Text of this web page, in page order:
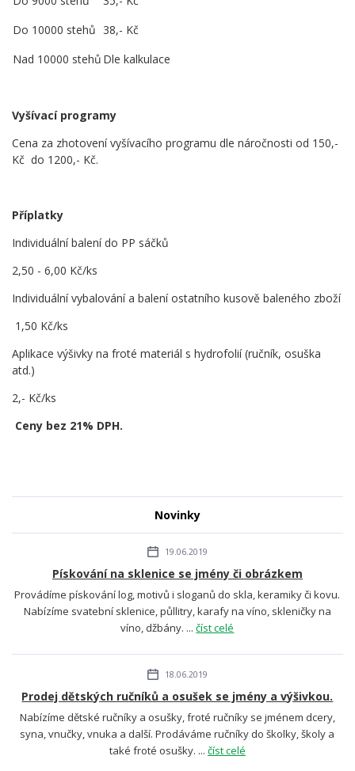
Novinky
19.06.2019
Pískování na sklenice se jmény či obrázkem
Provádíme pískování log, motivů i sloganů do skla, keramiky či kovu.
Nabízíme svatební sklenice, půllitry, karafy na víno, skleničky na
víno, džbány. ...číst celé
18.06.2019
Prodej dětských ručníků a osušek se jmény a výšivkou.
Nabízíme dětské ručníky a osušky, froté ručníky se jménem dcery,
syna, vnučky, vnuka a další. Prodáváme ručníky do školky, školy a
také froté osušky. ... číst celé
Do 10000 stehů 38,- Kč
Nad 10000 stehů Dle kalkulace
Vyšívací programy
Cena za zhotovení vyšívacího programu dle náročnosti od 150,-
Kč do 1200,- Kč.
Příplatky
Individuální balení do PP sáčků
2,50 - 6,00 Kč/ks
Individuální vybalování a balení ostatního kusově baleného zboží
1,50 Kč/ks
Aplikace výšivky na froté materiál s hydrofolií (ručník, osuška
atd.)
2,- Kč/ks
Ceny bez 21% DPH.